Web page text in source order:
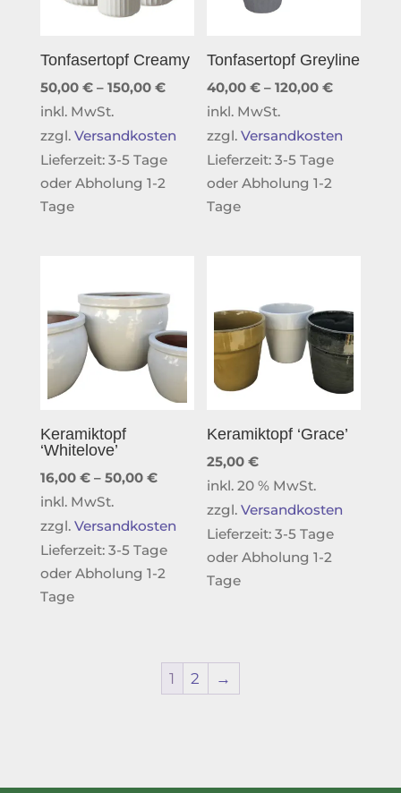
Tonfasertopf Creamy
50,00 €– 150,00 €
inkl. MwSt.
zzgl. Versandkosten
Lieferzeit: 3-5 Tage
oder Abholung 1-2
Tage
Tonfasertopf Greyline
40,00€ –120,00€
inkl. MwSt.
zzgl.Versandkosten
Lieferzeit:3-5 Tage
oder Abholung 1-2
Tage
Keramiktopf
‘Whitelove’
16,00 €– 50,00 €
inkl. MwSt.
zzgl. Versandkosten
Lieferzeit: 3-5 Tage
oder Abholung 1-2
Tage
Keramiktopf ‘Grace’
25,00€
inkl. 20 % MwSt.
zzgl.Versandkosten
Lieferzeit:3-5 Tage
oder Abholung 1-2
Tage
1 2 →